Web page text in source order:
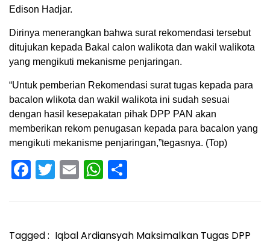
Edison Hadjar.
Dirinya menerangkan bahwa surat rekomendasi tersebut
ditujukan kepada Bakal calon walikota dan wakil walikota
yang mengikuti mekanisme penjaringan.
“Untuk pemberian Rekomendasi surat tugas kepada para
bacalon wlikota dan wakil walikota ini sudah sesuai
dengan hasil kesepakatan pihak DPP PAN akan
memberikan rekom penugasan kepada para bacalon yang
mengikuti mekanisme penjaringan,”tegasnya. (Top)
Facebook
Twitter
EmailWhatsApp
Tagged : Iqbal Ardiansyah Maksimalkan Tugas DPP